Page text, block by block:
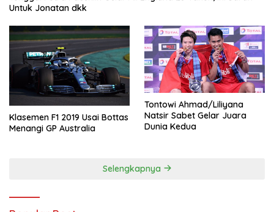
Untuk Jonatan dkk
Klasemen F1 2019 Usai Bottas
Menangi GP Australia
Tontowi Ahmad/Liliyana
Natsir Sabet Gelar Juara
Dunia Kedua
Selengkapnya